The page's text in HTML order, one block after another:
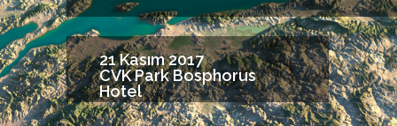
21 Kasım 2017
CVK Park Bosphorus
Hotel